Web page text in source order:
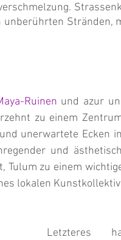
Stränden,
Ruinen und azur
zu einem
unerwartete Ecken
und
Tulum zu einem
lokalen
Letzteres